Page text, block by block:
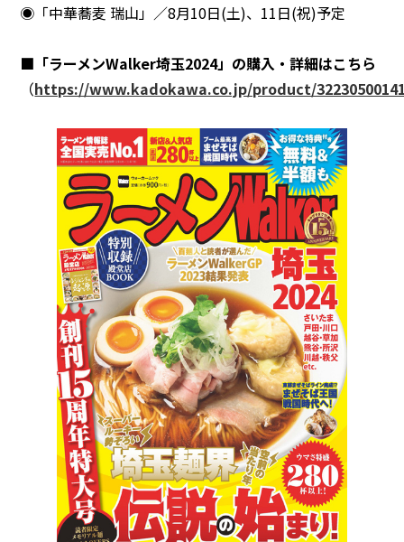
◉「中華蕎麦 瑞山」／8月10日(土)、11日(祝)予定
■「ラーメンWalker埼玉2024」の購入・詳細はこちら
（https://www.kadokawa.co.jp/product/